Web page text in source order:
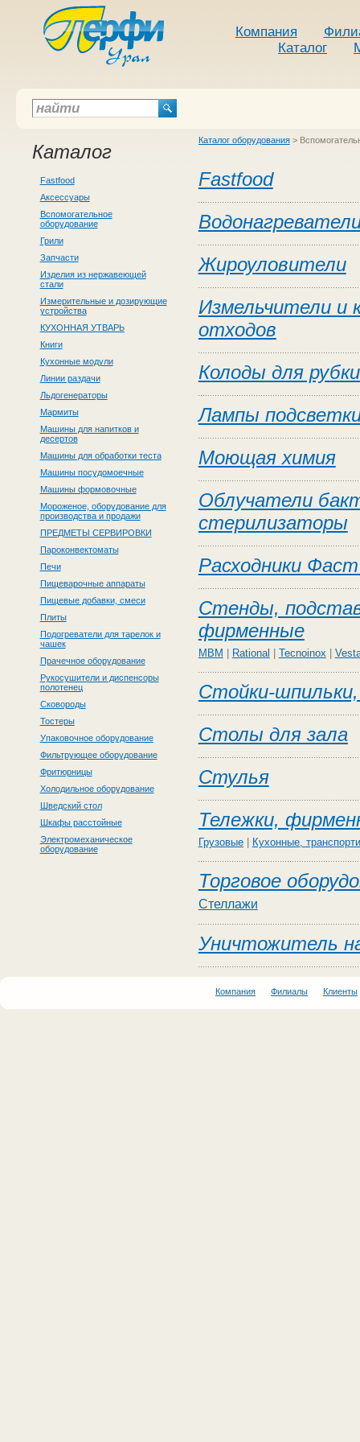
Компания
Каталог
Каталог
Fastfood
Аксессуары
Вспомогательное
оборудование
Грили
Запчасти
Изделия из нержавеющей
стали
Измерительные и дозирующие
устройства
КУХОННАЯ УТВАРЬ
Книги
Кухонные модули
Линии раздачи
Льдогенераторы
Мармиты
Машины для напитков и
десертов
Машины для обработки теста
Машины посудомоечные
Машины формовочные
Мороженое, оборудование для
производства и продажи
ПРЕДМЕТЫ СЕРВИРОВКИ
Пароконвектоматы
Печи
Пищеварочные аппараты
Пищевые добавки, смеси
Плиты
Подогреватели для тарелок и
чашек
Прачечное оборудование
Рукосушители и диспенсоры
полотенец
Сковороды
Тостеры
Упаковочное оборудование
Фильтрующее оборудование
Фритюрницы
Холодильное оборудование
Шведский стол
Шкафы расстойные
Электромеханическое
оборудование
Каталог оборудования>
Fastfood
Жироуловители
Измельчители и
отходов
Колоды для
Лампы
Моющая химия
Облучатели
стерилизаторы
Расходники
Стенды,
фирменные
MBM Rational Tecnoinox
Стойки-
Столы для зала
Стулья
Тележки,
Грузовые| Кухонные,
Торговое
Стеллажи
Уничтожитель
Компания Филиалы Клиенты